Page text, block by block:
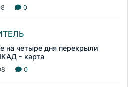
0
на четыре дня перекрыли
- карта
0